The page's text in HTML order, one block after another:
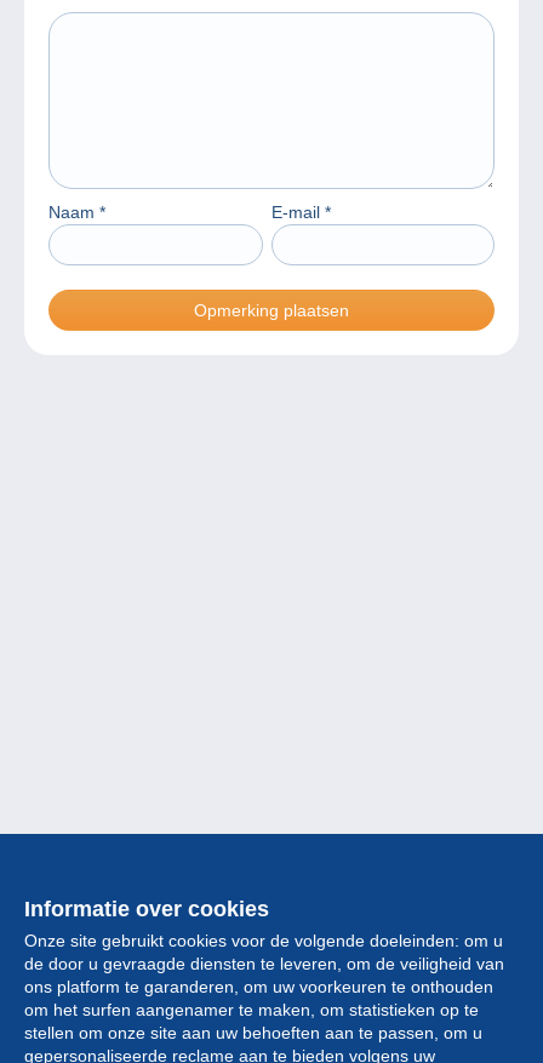
Naam * E-mail *
Informatie over cookies
Onze site gebruikt cookies voor de volgende doeleinden: om u
de door u gevraagde diensten te leveren, om de veiligheid van
ons platform te garanderen, om uw voorkeuren te onthouden
om het surfen aangenamer te maken, om statistieken op te
stellen om onze site aan uw behoeften aan te passen, om u
gepersonaliseerde reclame aan te bieden volgens uw